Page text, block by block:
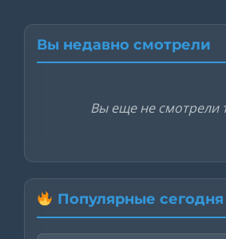
Вы недавно смотрели
Вы еще не смотрели
Популярные сегодня